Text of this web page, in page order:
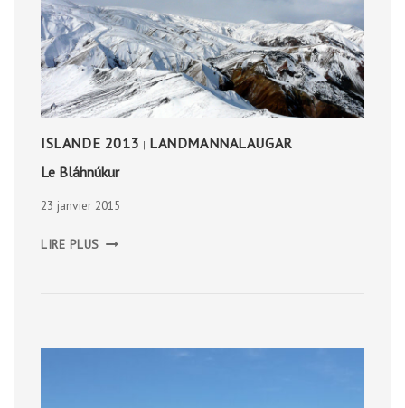
ISLANDE 2013 | LANDMANNALAUGAR
Le Bláhnúkur
23 janvier 2015
LIRE PLUS BLÁHNÚKUR